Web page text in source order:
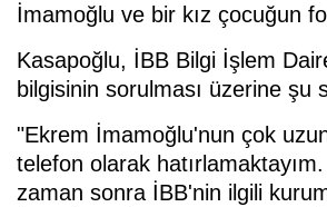
İmamoğlu ve bir kız çocuğun
Kasapoğlu, İBB Bilgi İşlem
bilgisinin sorulması üzerine şu
"Ekrem İmamoğlu'nun çok
telefon olarak
zaman sonra İBB'nin ilgili